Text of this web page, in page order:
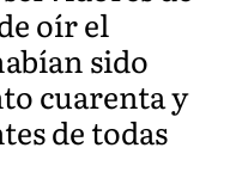
oír el
sido
cuarenta y
de todas